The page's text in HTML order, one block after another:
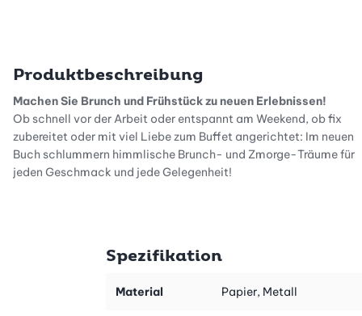
Produktbeschreibung
Machen Sie Brunch und Frühstück zu neuen Erlebnissen!
Ob schnell vor der Arbeit oder entspannt am Weekend, ob fix
zubereitet oder mit viel Liebe zum Buffet angerichtet: Im neuen
Buch schlummern himmlische Brunch- und Zmorge-Träume für
jeden Geschmack und jede Gelegenheit!
4 Kapitel voller neuer Morgengenüsse.
Originelle Motto- und Themen-Brunchs.
Spezifikation
Material Papier, Metall